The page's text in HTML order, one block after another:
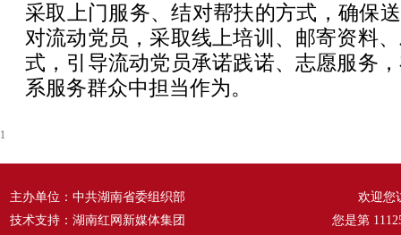
采取上门服务、结对帮扶的方式，确保
对流动党员，采取线上培训、邮寄资料
式，引导流动党员承诺践诺、志愿服务
系服务群众中担当作为。
1
主办单位：中共湖南省委组织部
技术支持：湖南红网新媒体集团
欢迎您
您是第